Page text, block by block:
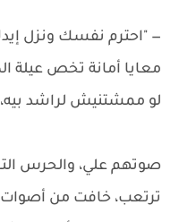
— "احترم نفسك ونزل
معايا أمانة تخص عيلة
لو ممشتنيش لراشد بيه،
صوتهم علي، والحرس
ترتعب، خافت من أصوات